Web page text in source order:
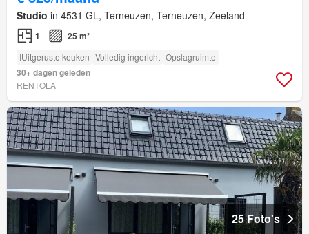
Studio in 4531 GL, Terneuzen, Terneuzen, Zeeland
1 25 m²
IUitgeruste keuken Volledig ingericht Opslagruimte
30+ dagen geleden
RENTOLA
25 Foto's